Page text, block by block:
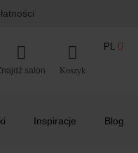
Koszyk
PL
Inspiracje Blog